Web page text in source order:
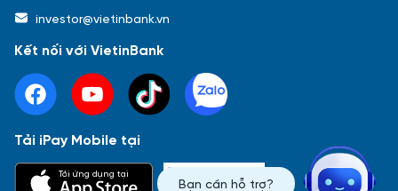
Báo cáo tài chính Thông tin giao dịch
Bạn cần hỗ trợ?
investor@vietinbank.vn
Kết nối với VietinBank
Tải iPay Mobile tại
Tải ứng dụng tại